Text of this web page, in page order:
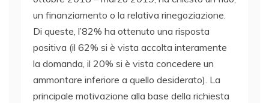
un finanziamento o la relativa rinegoziazione.
Di queste, l’82% ha ottenuto una risposta
positiva (il 62% si è vista accolta interamente
la domanda, il 20% si è vista concedere un
ammontare inferiore a quello desiderato). La
principale motivazione alla base della richiesta